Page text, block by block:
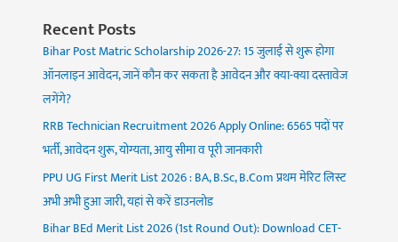
Recent Posts
Bihar Post Matric Scholarship 2026-27: 15 जुलाई से शुरू होगा
ऑनलाइन आवेदन, जानें कौन कर सकता है आवेदन और क्या-क्या दस्तावेज
लगेंगे?
RRB Technician Recruitment 2026 Apply Online: 6565 पदों पर
भर्ती, आवेदन शुरू, योग्यता, आयु सीमा व पूरी जानकारी
PPU UG First Merit List 2026 : BA, B.Sc, B.Com प्रथम मेरिट लिस्ट
अभी अभी हुआ जारी, यहां से करें डाउनलोड
Bihar BEd Merit List 2026 (1st Round Out): Download CET-